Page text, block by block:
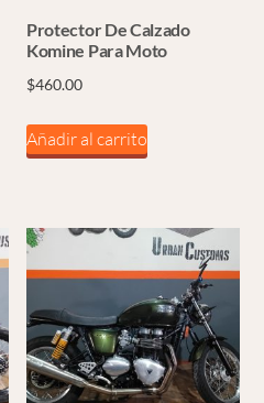
Protector De Calzado
Komine Para Moto
$460.00
Añadir al carrito